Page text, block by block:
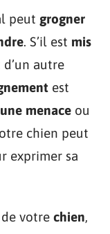
peut grogner
. S’il est mis
autre
est
menace ou
chien peut
exprimer sa
de votre chien,